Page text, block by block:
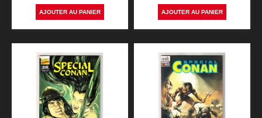
AJOUTER AU PANIER AJOUTER AU PANIER